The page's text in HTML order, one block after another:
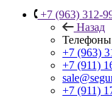
+7 (963) 312-
Назад
Телефоны
+7 (963)
+7 (911)
+7 (911)